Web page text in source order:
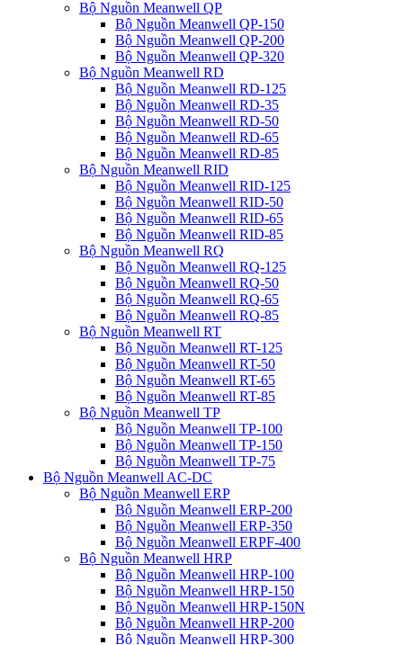
Bộ Nguồn Meanwell QP
Bộ Nguồn Meanwell QP-150
Bộ Nguồn Meanwell QP-200
Bộ Nguồn Meanwell QP-320
Bộ Nguồn Meanwell RD
Bộ Nguồn Meanwell RD-125
Bộ Nguồn Meanwell RD-35
Bộ Nguồn Meanwell RD-50
Bộ Nguồn Meanwell RD-65
Bộ Nguồn Meanwell RD-85
Bộ Nguồn Meanwell RID
Bộ Nguồn Meanwell RID-125
Bộ Nguồn Meanwell RID-50
Bộ Nguồn Meanwell RID-65
Bộ Nguồn Meanwell RID-85
Bộ Nguồn Meanwell RQ
Bộ Nguồn Meanwell RQ-125
Bộ Nguồn Meanwell RQ-50
Bộ Nguồn Meanwell RQ-65
Bộ Nguồn Meanwell RQ-85
Bộ Nguồn Meanwell RT
Bộ Nguồn Meanwell RT-125
Bộ Nguồn Meanwell RT-50
Bộ Nguồn Meanwell RT-65
Bộ Nguồn Meanwell RT-85
Bộ Nguồn Meanwell TP
Bộ Nguồn Meanwell TP-100
Bộ Nguồn Meanwell TP-150
Bộ Nguồn Meanwell TP-75
Bộ Nguồn Meanwell AC-DC
Bộ Nguồn Meanwell ERP
Bộ Nguồn Meanwell ERP-200
Bộ Nguồn Meanwell ERP-350
Bộ Nguồn Meanwell ERPF-400
Bộ Nguồn Meanwell HRP
Bộ Nguồn Meanwell HRP-100
Bộ Nguồn Meanwell HRP-150
Bộ Nguồn Meanwell HRP-150N
Bộ Nguồn Meanwell HRP-200
Bộ Nguồn Meanwell HRP-300